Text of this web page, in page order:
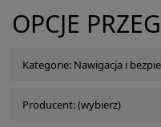
OPCJE
Kategorie: Nawigacja i
Producent: (wybierz)